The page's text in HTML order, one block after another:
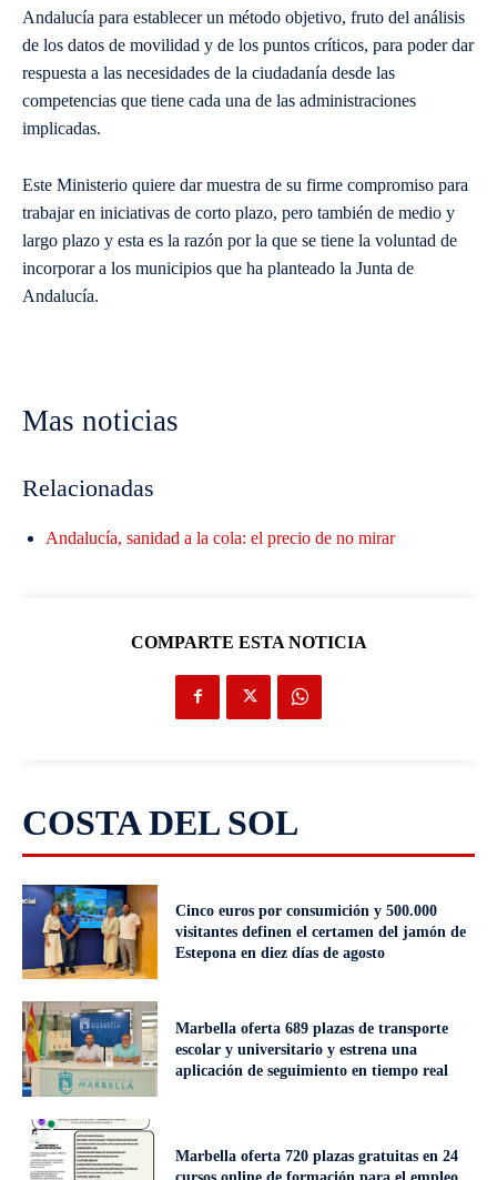
Andalucía para establecer un método objetivo, fruto del análisis
de los datos de movilidad y de los puntos críticos, para poder dar
respuesta a las necesidades de la ciudadanía desde las
competencias que tiene cada una de las administraciones
implicadas.
Este Ministerio quiere dar muestra de su firme compromiso para
trabajar en iniciativas de corto plazo, pero también de medio y
largo plazo y esta es la razón por la que se tiene la voluntad de
incorporar a los municipios que ha planteado la Junta de
Andalucía.
Mas noticias
Relacionadas
Andalucía, sanidad a la cola: el precio de no mirar
COMPARTE ESTA NOTICIA
COSTA DEL SOL
Cinco euros por consumición y 500.000
visitantes definen el certamen del jamón de
Estepona en diez días de agosto
Marbella oferta 689 plazas de transporte
escolar y universitario y estrena una
aplicación de seguimiento en tiempo real
Marbella oferta 720 plazas gratuitas en 24